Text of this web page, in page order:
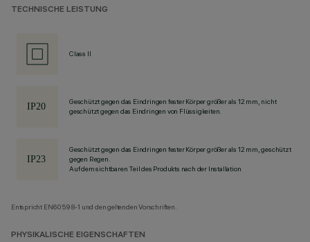
TECHNISCHE LEISTUNG
Class II
Geschützt gegen das Eindringen fester Körper größer als 12 mm, nicht
geschützt gegen das Eindringen von Flüssigkeiten.
Geschützt gegen das Eindringen fester Körper größer als 12 mm, geschützt
gegen Regen.
Auf dem sichtbaren Teil des Produkts nach der Installation
Entspricht EN60598-1 und den geltenden Vorschriften.
PHYSIKALISCHE EIGENSCHAFTEN